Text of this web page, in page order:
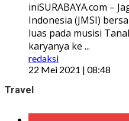
iniSURABAYA.com –
Indonesia (JMSI)
luas pada musisi
karyanya ke ...
redaksi
22 Mei 2021 | 08:48
Travel